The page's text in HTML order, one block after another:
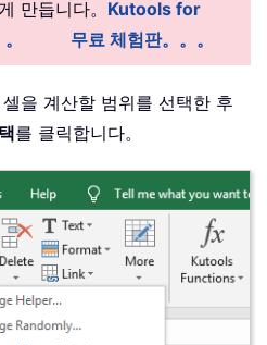
만듭니다。 Kutools for
무료 체험판。。。
을 계산할 범위를 선택한 후
를 클릭합니다。